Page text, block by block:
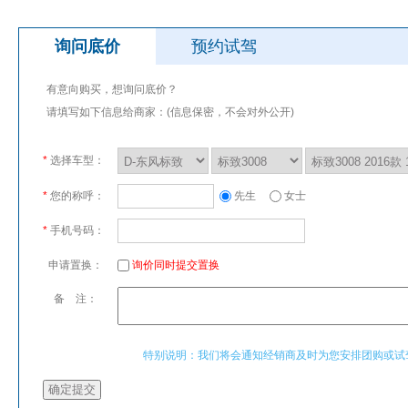
询问底价 预约试驾
有意向购买，想询问底价？
请填写如下信息给商家：(信息保密，不会对外公开)
* 选择车型：
* 您的称呼： 先生 女士
* 手机号码：
申请置换： 询价同时提交置换
备 注：
特别说明：我们将会通知经销商及时为您安排团购或试